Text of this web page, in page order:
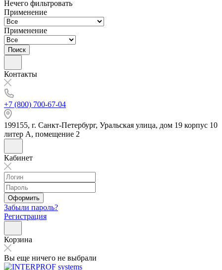
Нечего фильтровать
Применение
Применение
Поиск
Контакты
+7 (800) 700-67-04
199155, г. Санкт-Петербург, Уральская улица, дом 19 корпус 10
литер А, помещение 2
Кабинет
Оформить
Забыли пароль?
Регистрация
Корзина
Вы еще ничего не выбрали